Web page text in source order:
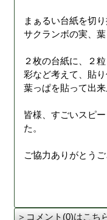
まぁるい台紙を切
サクランボの実、葉
２枚の台紙に、２
彩など考えて、貼り
葉っぱを貼って出
皆様、すごいスピ
た。
ご協力ありがとうご
＞コメント(0)はこち